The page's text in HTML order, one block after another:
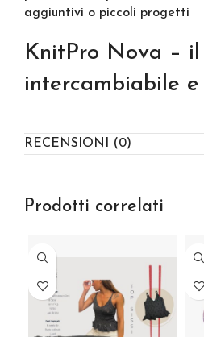
aggiuntivi o piccoli progetti
KnitPro Nova –
intercambiabile e
RECENSIONI (0)
Prodotti correlati